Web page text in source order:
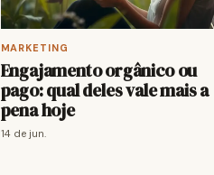
MARKETING
Engajamento orgânico ou
pago: qual deles vale mais a
pena hoje
14 de jun.